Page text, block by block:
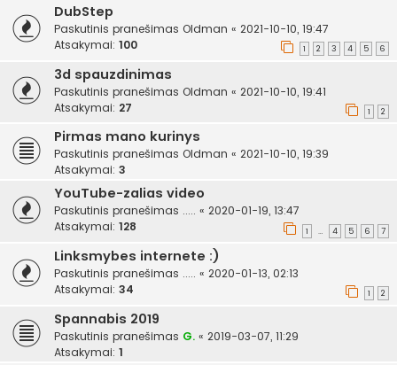
DubStep
Paskutinis pranešimas Oldman « 2021-10-10, 19:47
Atsakymai: 100 1 2 3 4 5 6
3d spauzdinimas
Paskutinis pranešimas Oldman « 2021-10-10, 19:41
Atsakymai: 27 1 2
Pirmas mano kurinys
Paskutinis pranešimas Oldman « 2021-10-10, 19:39
Atsakymai: 3
YouTube-zalias video
Paskutinis pranešimas ..... « 2020-01-19, 13:47
Atsakymai: 128 1 … 4 5 6 7
Linksmybes internete :)
Paskutinis pranešimas ..... « 2020-01-13, 02:13
Atsakymai: 34 1 2
Spannabis 2019
Paskutinis pranešimas G. « 2019-03-07, 11:29
Atsakymai: 1